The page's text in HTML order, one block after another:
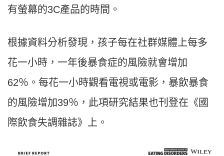
有螢幕的3C產品的時間。
根據資料分析發現，孩子每在社群媒體上每多
花一小時，一年後暴食症的風險就會增加
62％。每花一小時觀看電視或電影，暴飲暴食
的風險增加39％，此項研究結果也刊登在《國
際飲食失調雜誌》上。